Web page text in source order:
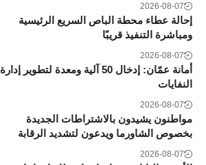
2026-08-07
إحالة عطاء محطة الباص السريع الرئيسية
ومباشرة التنفيذ قريبًا
2026-08-07
أمانة عمّان: إدخال 50 آلية ومعدة لتطوير إدارة
النفايات
2026-08-07
مواطنون يشيدون بالاشتراطات الجديدة
بخصوص الشاورما ويدعون لتشديد الرقابة
2026-08-07